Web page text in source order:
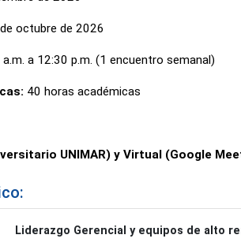
octubre de 2026
a 12:30 p.m. (1 encuentro semanal)
40 horas académicas
UNIMAR) y Virtual (Google
Liderazgo Gerencial y equipos de alto